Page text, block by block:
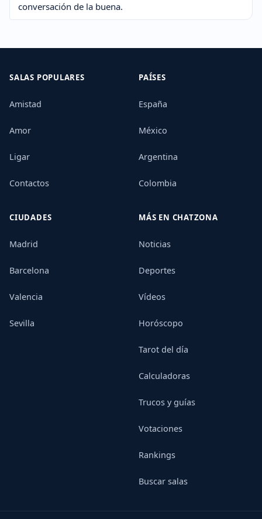
conversación de la buena.
SALAS POPULARES
Amistad
Amor
Ligar
Contactos
PAÍSES
España
México
Argentina
Colombia
CIUDADES
Madrid
Barcelona
Valencia
Sevilla
MÁS EN CHATZONA
Noticias
Deportes
Vídeos
Horóscopo
Tarot del día
Calculadoras
Trucos y guías
Votaciones
Rankings
Buscar salas